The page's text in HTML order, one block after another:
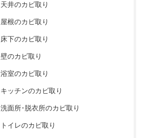
天井のカビ取り
屋根のカビ取り
床下のカビ取り
壁のカビ取り
浴室のカビ取り
キッチンのカビ取り
洗面所･脱衣所のカビ取り
トイレのカビ取り